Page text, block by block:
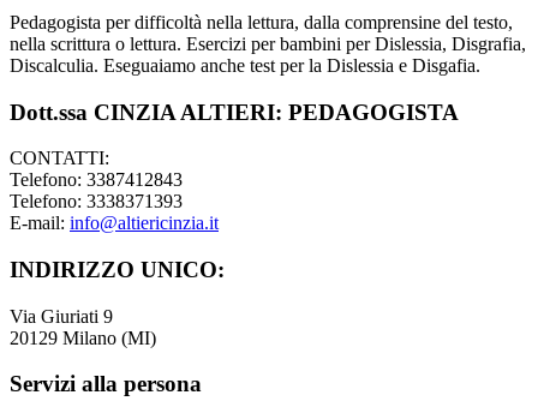
Pedagogista per difficoltà nella lettura, dalla comprensine del testo,
nella scrittura o lettura. Esercizi per bambini per Dislessia, Disgrafia,
Discalculia. Eseguaiamo anche test per la Dislessia e Disgafia.
Dott.ssa CINZIA ALTIERI: PEDAGOGISTA
CONTATTI:
Telefono: 3387412843
Telefono: 3338371393
E-mail: info@altiericinzia.it
INDIRIZZO UNICO:
Via Giuriati 9
20129 Milano (MI)
Servizi alla persona